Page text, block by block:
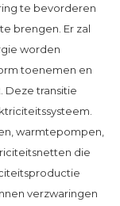
te bevorderen
brengen. Er zal
worden
toenemen en
Deze transitie
warmtepompen,
die
verzwaringen